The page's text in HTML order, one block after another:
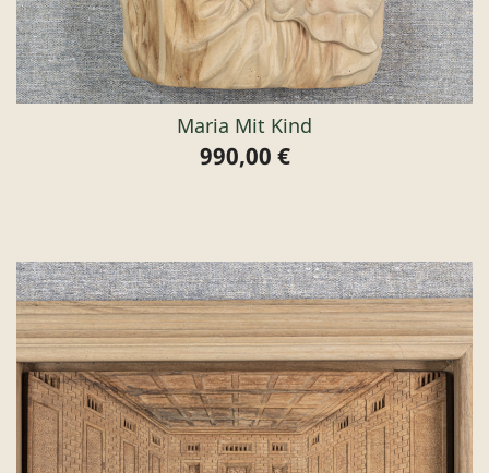
Maria Mit Kind
Preis
990,00 €